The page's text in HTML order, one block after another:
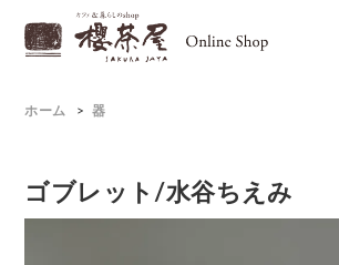
ホーム > 器
ゴブレット/水谷ちえみ